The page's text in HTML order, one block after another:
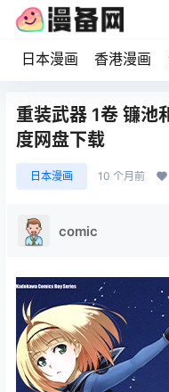
日本漫画 香港漫画
重装武器 1卷 镰池
度网盘下载
日本漫画 10 个月前
comic